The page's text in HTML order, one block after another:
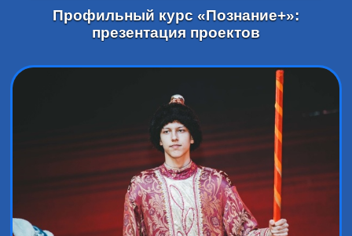
Профильный курс «Познание+»:
презентация проектов